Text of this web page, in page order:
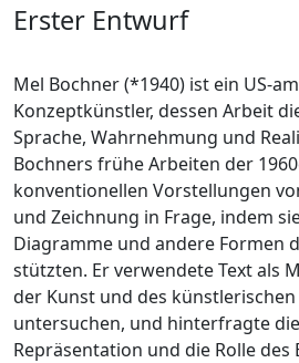
Erster Entwurf
Mel Bochner (*1940) ist ein US-
Konzeptkünstler, dessen Arbeit
Sprache, Wahrnehmung und
Bochners frühe Arbeiten der
konventionellen Vorstellungen
und Zeichnung in Frage, indem
Diagramme und andere Formen
stützten. Er verwendete Text als
der Kunst und des künstlerischen
untersuchen, und hinterfragte
Repräsentation und die Rolle des